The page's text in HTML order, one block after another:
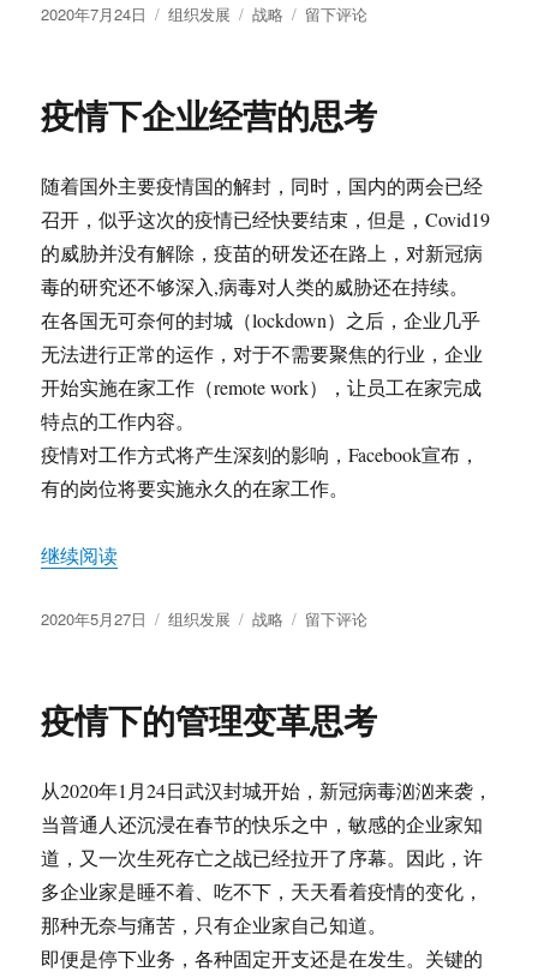
发
2020年7月24日
分
组织发展
标
战略
于
什
么
留下评论
疫情下企业经营的思考
随着国外主要疫情国的解封，同时，国内的两会已经
召开，似乎这次的疫情已经快要结束，但是，Covid19
的威胁并没有解除，疫苗的研发还在路上，对新冠病
毒的研究还不够深入,病毒对人类的威胁还在持续。
在各国无可奈何的封城（lockdown）之后，企业几乎
无法进行正常的运作，对于不需要聚焦的行业，企业
开始实施在家工作（remote work），让员工在家完成
特点的工作内容。
疫情对工作方式将产生深刻的影响，Facebook宣布，
有的岗位将要实施永久的在家工作。
继续阅读“疫情下企业经营的思考”
发
2020年5月27日
分
组织发展
标
战略
于
企
业
营
的
思
考
留下评论
疫情下的管理变革思考
从2020年1月24日武汉封城开始，新冠病毒汹汹来袭，
当普通人还沉浸在春节的快乐之中，敏感的企业家知
道，又一次生死存亡之战已经拉开了序幕。因此，许
多企业家是睡不着、吃不下，天天看着疫情的变化，
那种无奈与痛苦，只有企业家自己知道。
即便是停下业务，各种固定开支还是在发生。关键的